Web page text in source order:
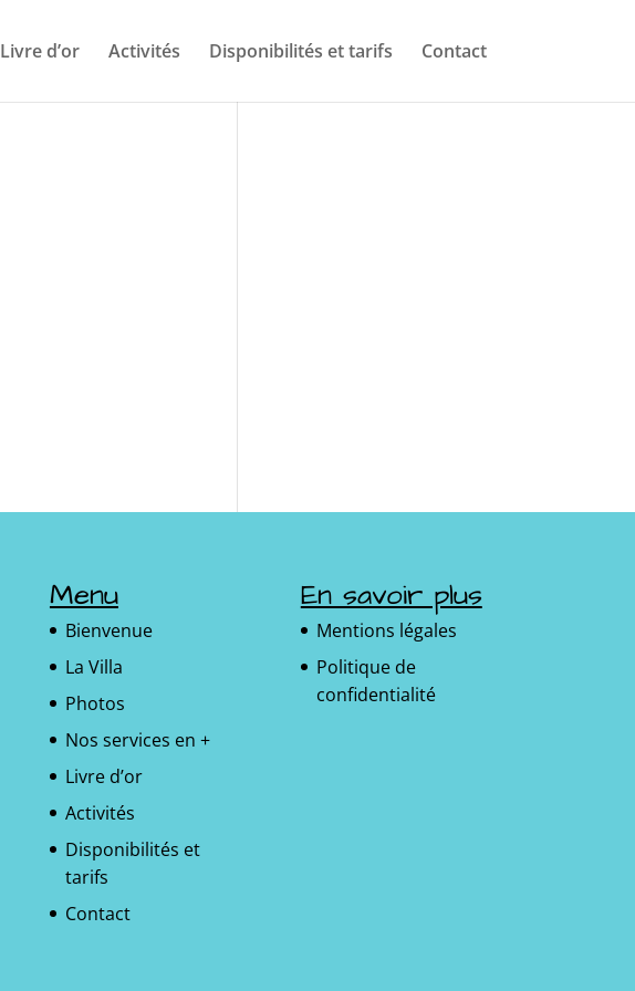
Livre d’or Activités Disponibilités et tarifs Contact
Menu
Bienvenue
La Villa
Photos
Nos services en +
Livre d’or
Activités
Disponibilités et
tarifs
Contact
En savoir plus
Mentions légales
Politique de
confidentialité